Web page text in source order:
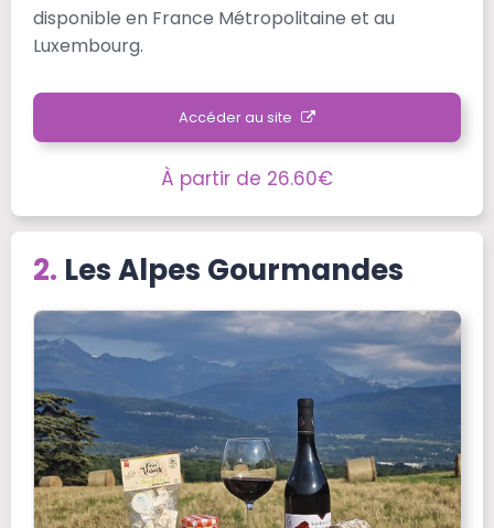
disponible en France Métropolitaine et au
Luxembourg.
Accéder au site
À partir de 26.60€
Les Alpes Gourmandes